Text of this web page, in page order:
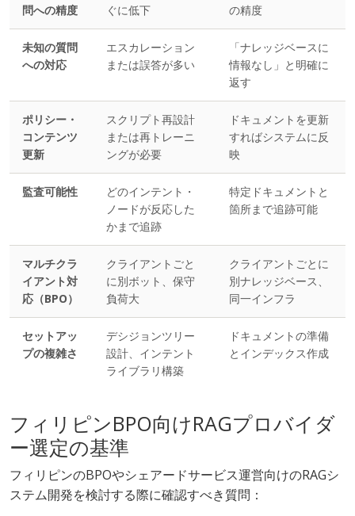
問への精度 ぐに低下 の精度
未知の質問
への対応
エスカレーション
または誤答が多い
「ナレッジベースに
情報なし」と明確に
返す
ポリシー・
コンテンツ
更新
スクリプト再設計
または再トレーニ
ングが必要
ドキュメントを更新
すればシステムに反
映
監査可能性
どのインテント・
ノードが反応した
かまで追跡
特定ドキュメントと
箇所まで追跡可能
マルチクラ
イアント対
応（BPO）
クライアントごと
に別ボット、保守
負荷大
クライアントごとに
別ナレッジベース、
同一インフラ
セットアッ
プの複雑さ
デシジョンツリー
設計、インテント
ライブラリ構築
ドキュメントの準備
とインデックス作成
フィリピンBPO向けRAGプロバイダ
ー選定の基準
フィリピンのBPOやシェアードサービス運営向けのRAGシ
ステム開発を検討する際に確認すべき質問：